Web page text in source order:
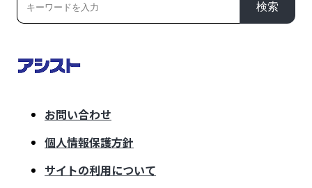
検索
お問い合わせ
個人情報保護方針
サイトの利用について